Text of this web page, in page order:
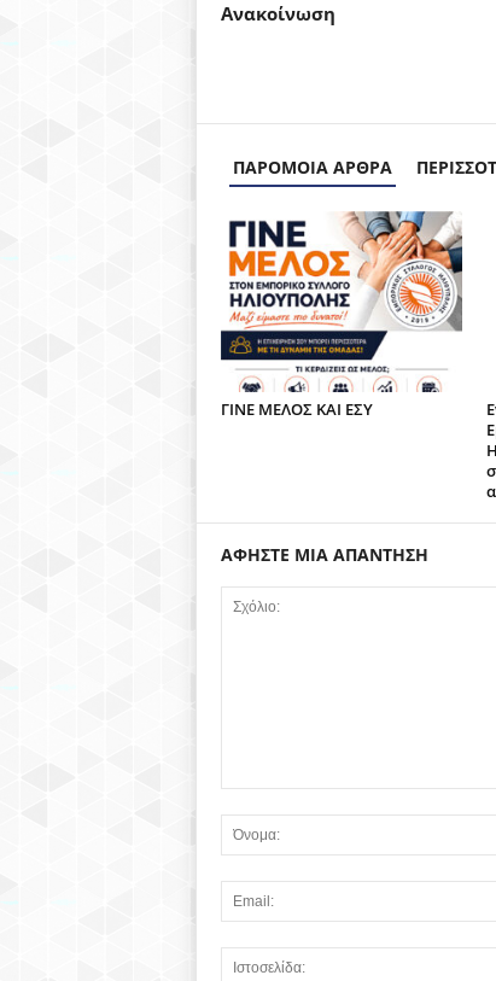
Ανακοίνωση
ΠΑΡΟΜΟΙΑ ΑΡΘΡΑ
ΓΙΝΕ ΜΕΛΟΣ ΚΑΙ ΕΣΥ
ΑΦΗΣΤΕ ΜΙΑ ΑΠΑΝΤΗΣΗ